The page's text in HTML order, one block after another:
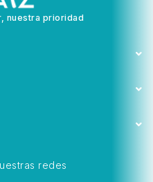
nuestra prioridad
redes